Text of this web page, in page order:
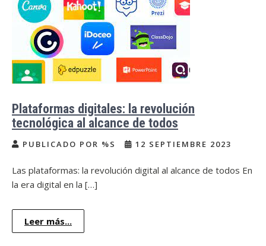
Plataformas digitales: la revolución
tecnológica al alcance de todos
PUBLICADO POR %S 12 SEPTIEMBRE 2023
Las plataformas: la revolución digital al alcance de todos En
la era digital en la […]
Leer más...